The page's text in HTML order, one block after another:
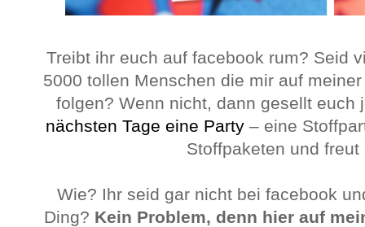
Treibt ihr euch auf facebook rum? Seid
5000 tollen Menschen die mir auf
folgen? Wenn nicht, dann gesellt euch
nächsten Tage eine Party – eine
Stoffpaketen und
Wie? Ihr seid gar nicht bei facebook
Ding? Kein Problem, denn hier auf